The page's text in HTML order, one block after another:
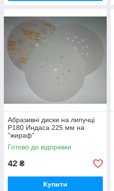
Абразивні диски на липучці
Р180 Индаса 225 мм на
"жираф"
Готово до відправки
42 ₴
Купити